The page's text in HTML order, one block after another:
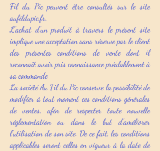
Fil du Pic peuvent être consultés sur le site
aufildupic.fr.
L’achat d’un produit à travers le présent site
implique une acceptation sans réserve par le client
des présentes conditions de vente dont il
reconnaît avoir pris connaissance préalablement à
sa commande.
La société Au Fil du Pic conserve la possibilité de
modifier à tout moment ces conditions générales
de ventes, afin de respecter toute nouvelle
réglementation ou dans le but d’améliorer
l’utilisation de son site. De ce fait, les conditions
applicables seront celles en vigueur à la date de